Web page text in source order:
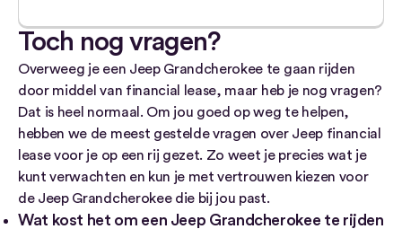
Toch nog vragen?
Overweeg je een Jeep Grandcherokee te gaan rijden
door middel van financial lease, maar heb je nog vragen?
Dat is heel normaal. Om jou goed op weg te helpen,
hebben we de meest gestelde vragen over Jeep financial
lease voor je op een rij gezet. Zo weet je precies wat je
kunt verwachten en kun je met vertrouwen kiezen voor
de Jeep Grandcherokee die bij jou past.
Wat kost het om een Jeep Grandcherokee te rijden